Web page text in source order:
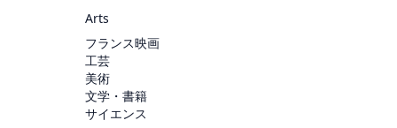
Arts
フランス映画
工芸
美術
文学・書籍
サイエンス